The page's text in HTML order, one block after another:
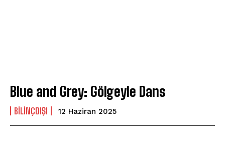
Blue and Grey: Gölgeyle Dans
BILINÇDIŞI 12 Haziran 2025